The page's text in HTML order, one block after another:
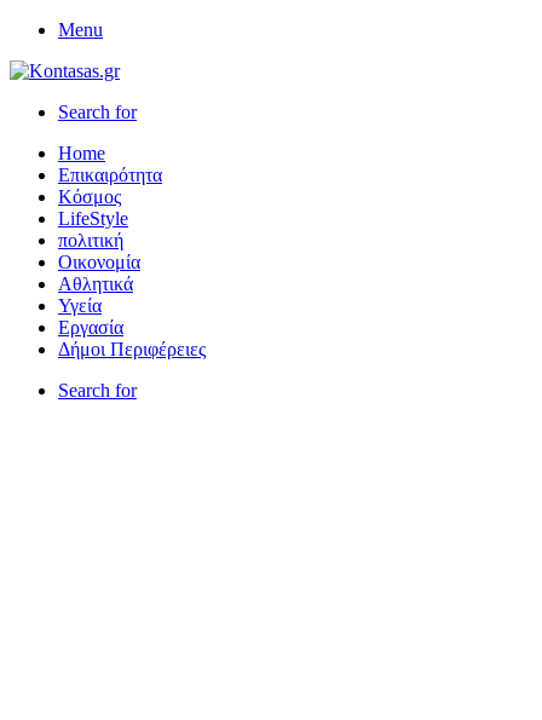
Menu
Search for
Home
Επικαιρότητα
Κόσμος
LifeStyle
πολιτική
Οικονομία
Αθλητικά
Υγεία
Εργασία
Δήμοι Περιφέρειες
Search for